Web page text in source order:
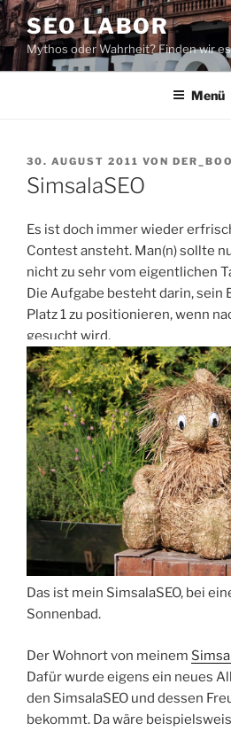
Zum
Inhalt
springen
SEO LABOR
Mythos oder Wahrheit? Finden wir
Menü
VERÖFFENTLICHT
AM
30. AUGUST 2011 VON
SimsalaSEO
Es ist doch immer wieder
Contest ansteht. Man(n) sollte
nicht zu sehr vom eigentlichen
Die Aufgabe besteht darin, sein
Platz 1 zu positionieren, wenn
gesucht wird.
Das ist mein SimsalaSEO, bei
Sonnenbad.
Der Wohnort von meinem
Dafür wurde eigens ein neues
den SimsalaSEO und dessen
bekommt. Da wäre